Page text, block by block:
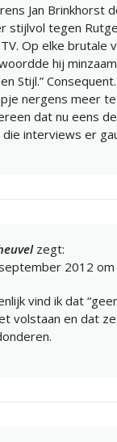
Jan Brinkhorst
stijlvol tegen
Op elke brutale
hij
Stijl.”
nergens meer te
dat nu eens
die interviews er
zegt:
2012 om
vind ik dat
volstaan en dat